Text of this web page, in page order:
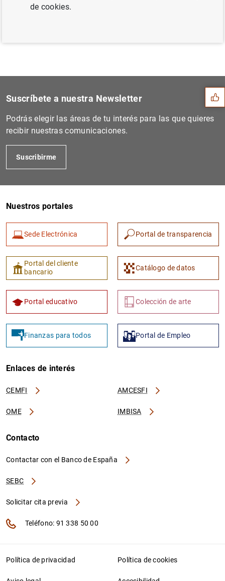
Anterior
Sugerencias
1 2
Suscríbete a nuestra Newsletter
Podrás elegir las áreas de tu interés para las que quieres
recibir nuestras comunicaciones.
Suscribirme
Nuestros portales
Sede Electrónica Portal de transparencia
Portal del cliente
bancario
Catálogo de datos
Portal educativo Colección de arte
Finanzas para todos Portal de Empleo
Enlaces de interés
CEMFI AMCESFI
OME IMBISA
Contacto
Contactar con el Banco de España
SEBC
Solicitar cita previa
Teléfono: 91 338 50 00
Política de privacidad Política de cookies
de cookies.